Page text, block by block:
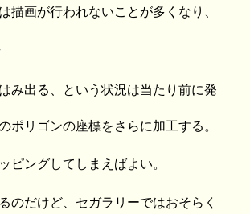
描画が行われないことが多くなり、
み出る、という状況は当たり前に発
ポリゴンの座標をさらに加工する。
ピングしてしまえばよい。
のだけど、セガラリーではおそらく